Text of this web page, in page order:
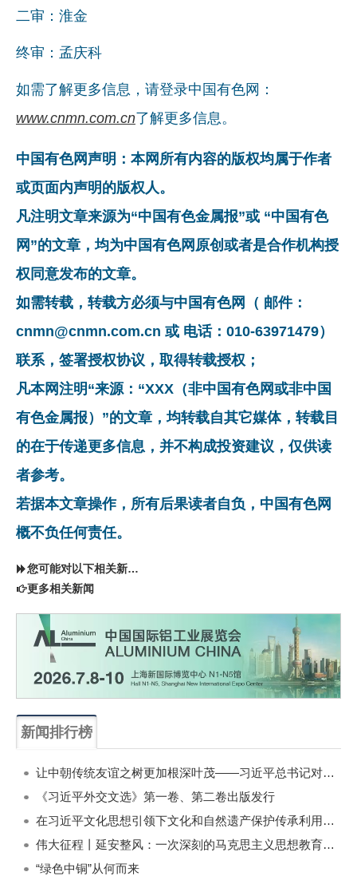
二审：淮金
终审：孟庆科
如需了解更多信息，请登录中国有色网：
www.cnmn.com.cn了解更多信息。
中国有色网声明：本网所有内容的版权均属于作者
或页面内声明的版权人。
凡注明文章来源为“中国有色金属报”或 “中国有色
网”的文章，均为中国有色网原创或者是合作机构授
权同意发布的文章。
如需转载，转载方必须与中国有色网（ 邮件：
cnmn@cnmn.com.cn 或 电话：010-63971479）
联系，签署授权协议，取得转载授权；
凡本网注明“来源：“XXX（非中国有色网或非中国
有色金属报）”的文章，均转载自其它媒体，转载目
的在于传递更多信息，并不构成投资建议，仅供读
者参考。
若据本文章操作，所有后果读者自负，中国有色网
概不负任何责任。
您可能对以下相关新闻同样感兴趣
更多相关新闻
新闻排行榜
让中朝传统友谊之树更加根深叶茂——习近平总书记对朝鲜进行国事访问纪实
《习近平外交文选》第一卷、第二卷出版发行
在习近平文化思想引领下文化和自然遗产保护传承利用工作开创新局面
伟大征程丨延安整风：一次深刻的马克思主义思想教育运动
“绿色中铜”从何而来